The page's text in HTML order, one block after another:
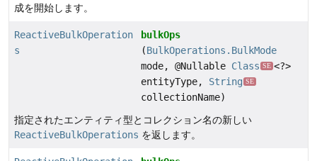
成を開始します。
ReactiveBulkOperation
s
bulkOps
(BulkOperations.BulkMode
mode, @Nullable Class SE <?>
entityType, String SE
collectionName)
指定されたエンティティ型とコレクション名の新しい
ReactiveBulkOperations を返します。